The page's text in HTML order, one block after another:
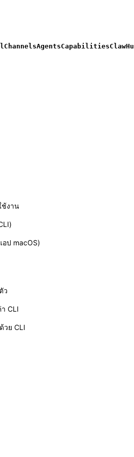
ChannelsAgentsCapabilities
ช้งาน
ป macOS)
ว
CLI
วย CLI